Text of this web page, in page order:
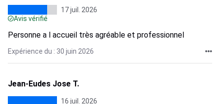
17 juil. 2026
Avis vérifié
Personne a l accueil très agréable et professionnel
Expérience du : 30 juin 2026
Jean-Eudes Jose T.
16 juil. 2026